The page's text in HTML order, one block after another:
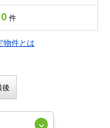
0 件
物件とは
後